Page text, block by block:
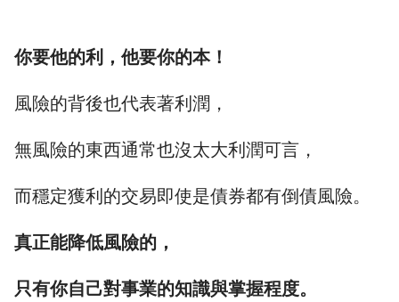
你要他的利，他要你的本！
風險的背後也代表著利潤，
無風險的東西通常也沒太大利潤可言，
而穩定獲利的交易即使是債券都有倒債風險。
真正能降低風險的，
只有你自己對事業的知識與掌握程度。